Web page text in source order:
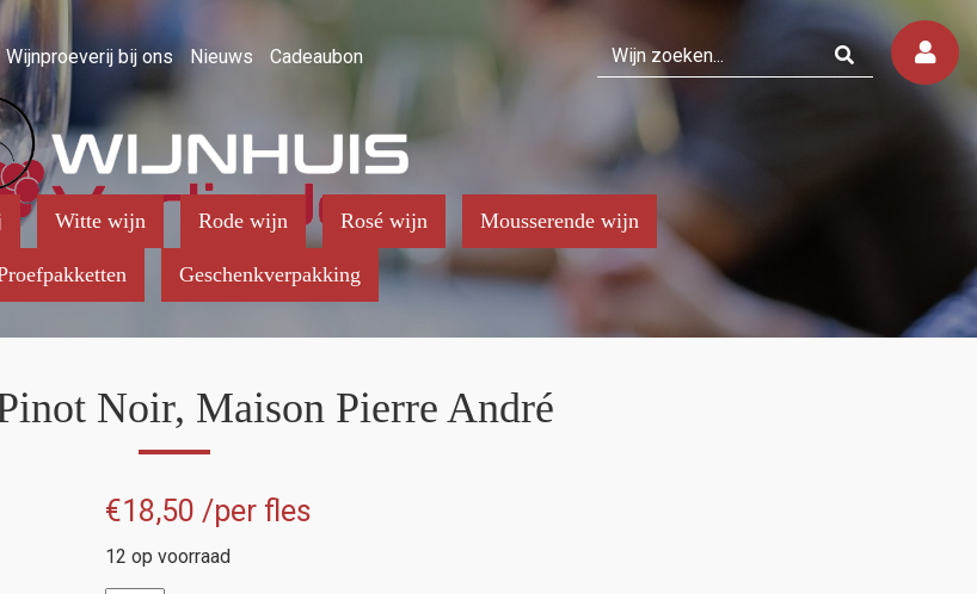
Wijnproeverij bij ons Nieuws Cadeaubon
Witte wijn Rode wijn Rosé wijn Mousserende wijn
Geschenkverpakking
Noir, Maison Pierre André
€18,50 /per fles
12 op voorraad